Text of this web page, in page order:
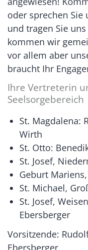
oder sprechen Sie
und tragen Sie
kommen wir
vor allem aber
braucht Ihr
Ihre Vertreterin
Seelsorgebereich
St. Magdalena:
Wirth
St. Otto:
St. Josef,
Geburt
St. Michael,
St. Josef,
Ebersberger
Vorsitzende:
Ebersberger